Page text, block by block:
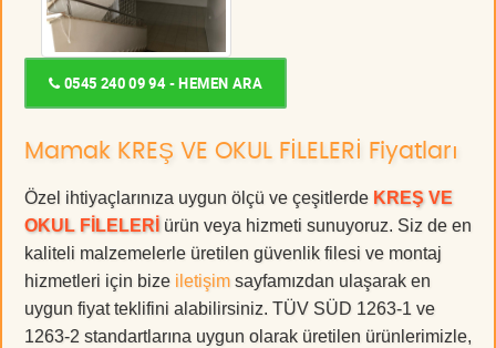
0545 240 09 94 - HEMEN ARA
Mamak KREŞ VE OKUL FİLELERİ Fiyatları
Özel ihtiyaçlarınıza uygun ölçü ve çeşitlerde KREŞ VE
OKUL FİLELERİ ürün veya hizmeti sunuyoruz. Siz de en
kaliteli malzemelerle üretilen güvenlik filesi ve montaj
hizmetleri için bize iletişim sayfamızdan ulaşarak en
uygun fiyat teklifini alabilirsiniz. TÜV SÜD 1263-1 ve
1263-2 standartlarına uygun olarak üretilen ürünlerimizle,